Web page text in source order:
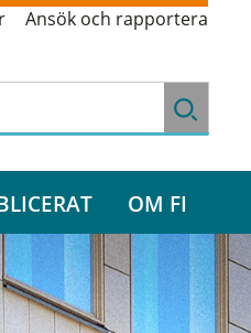
Ansök och rapportera
OM FI